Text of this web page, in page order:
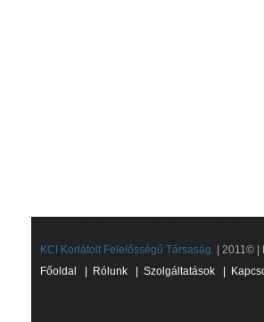
KCI Korlátolt Felelősségű Társaság. | 2011©
Főoldal
Rólunk Szolgáltatások